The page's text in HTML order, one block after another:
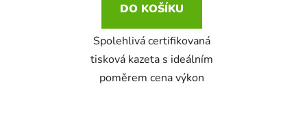
DO KOŠÍKU
Spolehlivá certifikovaná
tisková kazeta s ideálním
poměrem cena výkon